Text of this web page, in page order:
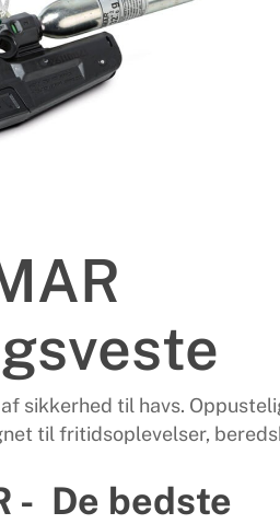
sikkerhed til havs.
til fritidsoplevelser,
- De bedste